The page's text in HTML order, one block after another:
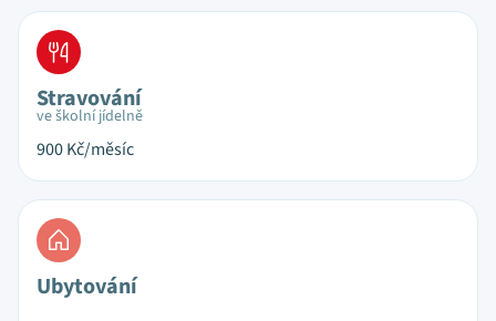
Stravování
ve školní jídelně
900Kč/měsíc
Ubytování